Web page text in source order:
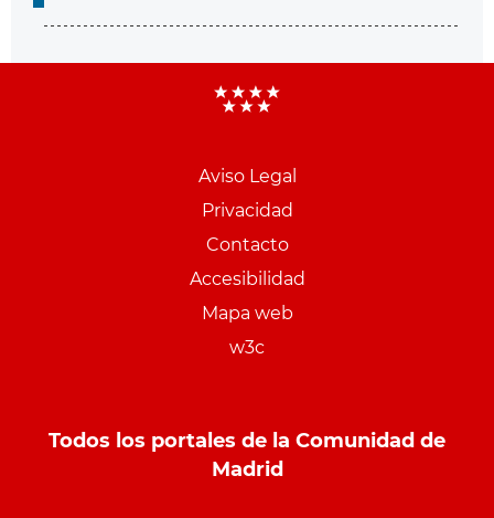
Aviso Legal
Privacidad
Contacto
Accesibilidad
Mapa web
w3c
Todos los portales de la Comunidad de
Madrid